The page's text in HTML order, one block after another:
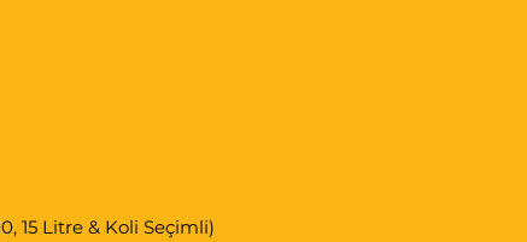
15 Litre & Koli Seçimli)